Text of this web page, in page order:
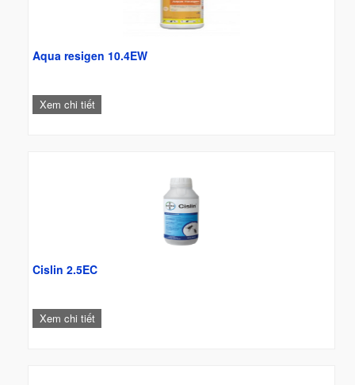
Aqua resigen 10.4EW
Xem chi tiết
Cislin 2.5EC
Xem chi tiết